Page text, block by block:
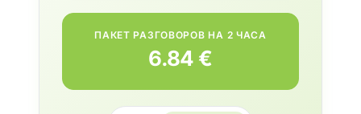
ПАКЕТ РАЗГОВОРОВ НА 2 ЧАСА
6.84 €